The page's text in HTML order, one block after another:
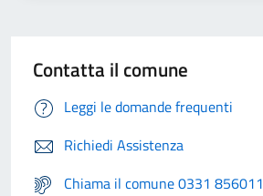
Contatta il comune
Leggi le domande frequenti
Richiedi Assistenza
Chiama il comune 0331 856011